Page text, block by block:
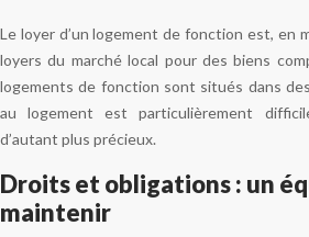
Le loyer d’un logement de fonction est, en
loyers du marché local pour des biens
logements de fonction sont situés dans
au logement est particulièrement
d’autant plus précieux.
Droits et obligations : un
maintenir